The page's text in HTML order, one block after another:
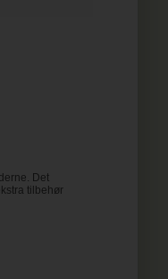
Det
tilbehør